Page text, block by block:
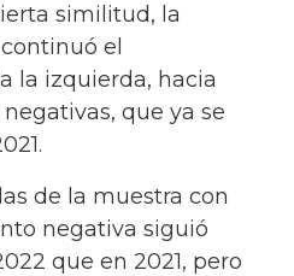
similitud, la
el
la izquierda, hacia
que ya se
de la muestra con
negativa siguió
que en 2021, pero